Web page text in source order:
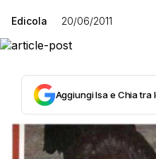
Edicola 20/06/2011
Aggiungi Isa e Chia tra